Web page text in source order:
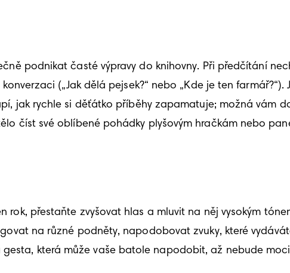
podnikat časté výpravy do knihovny. Při předčítání
(„Jak dělá pejsek?“ nebo „Kde je ten farmář?“).
jak rychle si děťátko příběhy zapamatuje; možná vám
číst své oblíbené pohádky plyšovým hračkám nebo
přestaňte zvyšovat hlas a mluvit na něj vysokým
na různé podněty, napodobovat zvuky, které
která může vaše batole napodobit, až nebude